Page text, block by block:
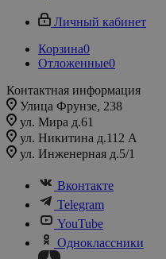
Личный кабинет
Корзина0
Отложенные0
Контактная информация
Улица Фрунзе, 238​
ул. Мира д.61
ул. Никитина д.112 А
ул. Инженерная д.5/1
Вконтакте
Telegram
YouTube
Одноклассники